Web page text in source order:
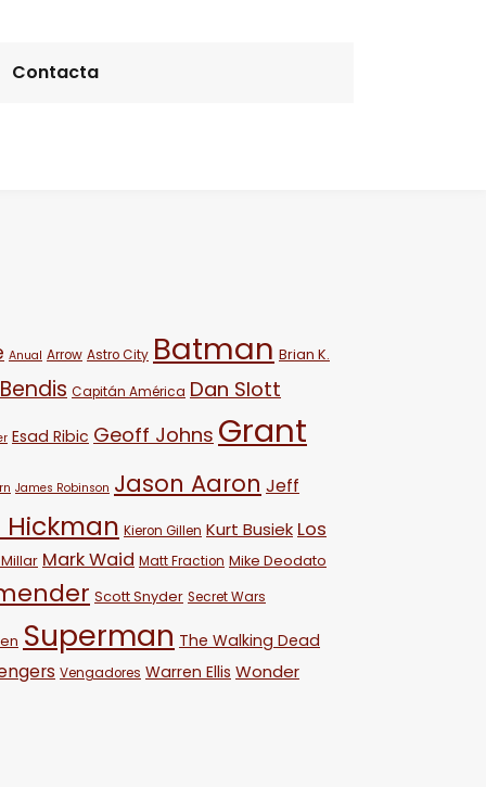
Contacta
Anual Arrow Astro City Batman Brian K.
Capitán América Dan Slott
Esad Ribic Geoff Johns Grant
James Robinson Jason Aaron Jeff
Kieron Gillen Kurt Busiek Los
Mark Waid Matt Fraction Mike Deodato
Scott Snyder Secret Wars
Superman The Walking Dead
Vengadores Warren Ellis Wonder